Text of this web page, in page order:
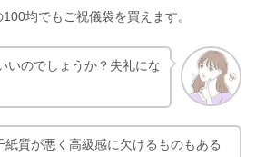
均でもご祝儀袋を買えます。
いのでしょうか？失礼にな
紙質が悪く高級感に欠けるものもある